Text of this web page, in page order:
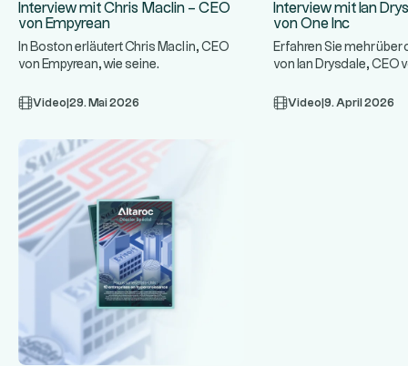
Interview mit Chris Maclin – CEO
von Empyrean
In Boston erläutert Chris Maclin, CEO
von Empyrean, wie seine
un...
Video 29. Mai 2026
Interview mit Ian
von One Inc
Erfahren Sie mehr
von Ian Drysdale, CEO
Video 9. April 2026